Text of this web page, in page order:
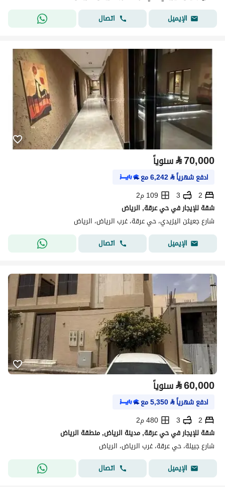
الإيميل
اتصال
⃁70,000 سنوياً
ادفع شهرياً⃁
6,242مع
2
3
109 م2
شقة للإيجار في حي عرقة, الرياض
شارع جعيثن اليزيدي، حي عرقة، غرب الرياض، الرياض
الإيميل
اتصال
⃁60,000 سنوياً
ادفع شهرياً⃁
5,350مع
2
3
480 م2
شقة للإيجار في حي عرقة, مدينة الرياض, منطقة الرياض
شارع جبيلة، حي عرقة، غرب الرياض، الرياض
الإيميل
اتصال